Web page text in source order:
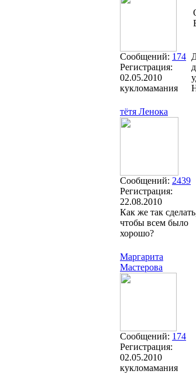
Сообщений: 174
Регистрация:
02.05.2010
кукломамания
тётя Ленока
Сообщений: 2439
Регистрация:
22.08.2010
Как же так
чтобы всем было
хорошо?
Маргарита
Мастерова
Сообщений: 174
Регистрация:
02.05.2010
кукломамания